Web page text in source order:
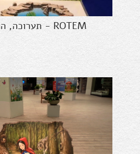
ROTEM - תערוכה, הולנד